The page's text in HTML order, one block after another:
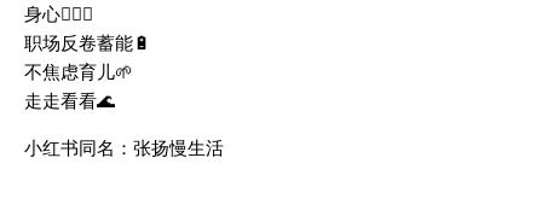
身心🧘🏻‍♀️
职场反卷蓄能🔋
不焦虑育儿🌱
走走看看🌊
小红书同名：张扬慢生活